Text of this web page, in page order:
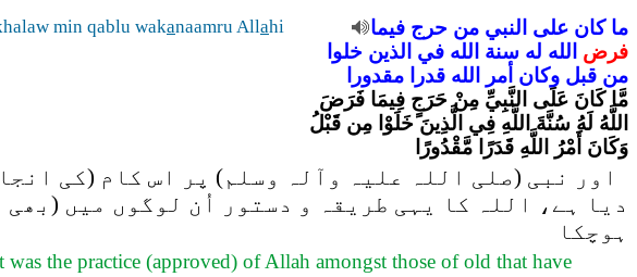
min qablu wakanaamru Allahi
ما كان على النبي من حرج فيما
فرض الله له سنة الله في الذين خلوا
من قبل وكان أمر الله قدرا
مقدورا
مَّا كَانَ عَلَى النَّبِيِّ مِنْ حَرَجٍ فِيمَا فَرَضَ
اللَّهُ لَهُ سُنَّةَ اللَّهِ فِي الَّذِينَ خَلَوْا مِن قَبْلُ
وَكَانَ أَمْرُ اللَّهِ قَدَرًا مَّقْدُورًا
اور نبی (صلی اللہ علیہ وآلہ وسلم) پر اس کام (کی
دیا ہے، اللہ کا یہی طریقہ و دستور اُن لوگوں میں
ہوچکا
the practice (approved) of Allah amongst those of old that have